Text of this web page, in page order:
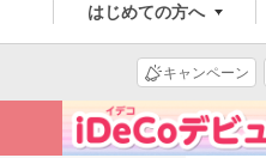
はじめての方へ
キャンペーン